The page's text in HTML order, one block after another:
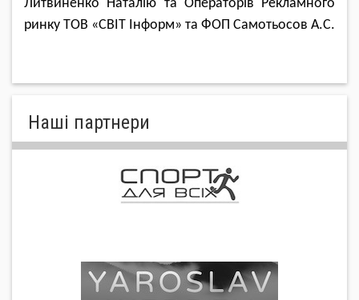
Литвиненко Наталію та Операторів Рекламного
ринку ТОВ «СВІТ Інформ» та ФОП Самотьосов А.С.
Нашi партнери